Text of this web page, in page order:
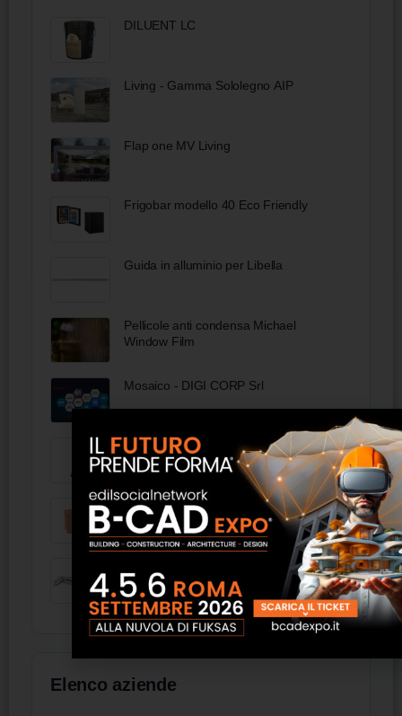
DILUENT LC
Living - Gamma Sololegno AIP
Flap one MV Living
Frigobar modello 40 Eco Friendly
Guida in alluminio per Libella
Pellicole anti condensa Michael
Window Film
Mosaico - DIGI CORP Srl
Nuovo travetto in alluminio a deflusso
rapido Eterno Ivica
UNIPOR WS10 CORISO PLANZIEGEL
87 03 250 SB - KNIPEX Cobra Pinza
regolabile di nuova generazione per
tubi e dadi, 250 mm
Elenco aziende